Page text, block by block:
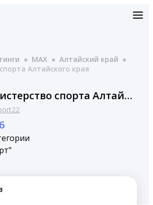
● MAX ● Алтайский край ●
Алтайского края
Министерство спорта Алтайского края